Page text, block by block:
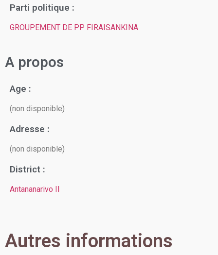
Parti politique :
GROUPEMENT DE PP FIRAISANKINA
A propos
Age :
(non disponible)
Adresse :
(non disponible)
District :
Antananarivo II
Autres informations